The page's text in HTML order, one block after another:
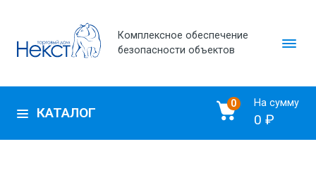
Комплексное обеспечение
безопасности объектов
КАТАЛОГ
0 На сумму
0 ₽